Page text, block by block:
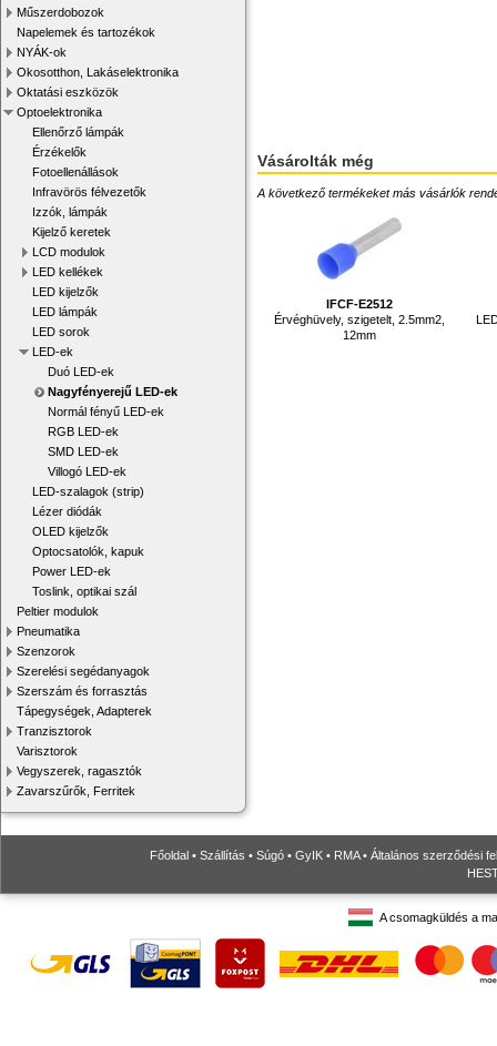
Műszerdobozok
Napelemek és tartozékok
NYÁK-ok
Okosotthon, Lakáselektronika
Oktatási eszközök
Optoelektronika
Ellenőrző lámpák
Érzékelők
Fotoellenállások
Infravörös félvezetők
Izzók, lámpák
Kijelző keretek
LCD modulok
LED kellékek
LED kijelzők
LED lámpák
LED sorok
LED-ek
Duó LED-ek
Nagyfényerejű LED-ek
Normál fényű LED-ek
RGB LED-ek
SMD LED-ek
Villogó LED-ek
LED-szalagok (strip)
Lézer diódák
OLED kijelzők
Optocsatolók, kapuk
Power LED-ek
Toslink, optikai szál
Peltier modulok
Pneumatika
Szenzorok
Szerelési segédanyagok
Szerszám és forrasztás
Tápegységek, Adapterek
Tranzisztorok
Varisztorok
Vegyszerek, ragasztók
Zavarszűrők, Ferritek
Vásárolták még
A következő termékeket más vásárlók
IFCF-E2512
Érvéghüvely, szigetelt, 2.5mm2,
12mm
Főoldal • Szállítás • Súgó • GyIK • RMA• Általános szerződési
A csomagküldés a